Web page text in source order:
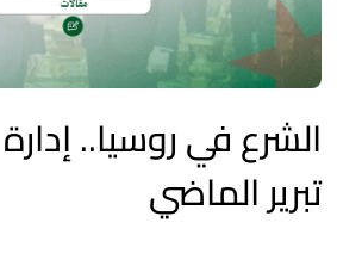
الشرع في روسيا..
تبرير الماضي